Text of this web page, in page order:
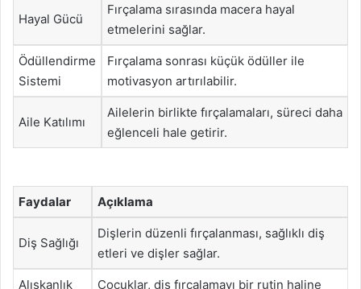
Hayal Gücü
Fırçalama sırasında macera hayal
etmelerini sağlar.
Ödüllendirme
Sistemi
Fırçalama sonrası küçük ödüller ile
motivasyon artırılabilir.
Aile Katılımı
Ailelerin birlikte fırçalamaları, süreci daha
eğlenceli hale getirir.
Faydalar Açıklama
Diş Sağlığı
Dişlerin düzenli fırçalanması, sağlıklı diş
etleri ve dişler sağlar.
Alışkanlık
Çocuklar, diş fırçalamayı bir rutin haline